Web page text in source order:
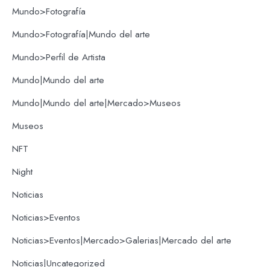
Mundo>Fotografía
Mundo>Fotografía|Mundo del arte
Mundo>Perfil de Artista
Mundo|Mundo del arte
Mundo|Mundo del arte|Mercado>Museos
Museos
NFT
Night
Noticias
Noticias>Eventos
Noticias>Eventos|Mercado>Galerias|Mercado del arte
Noticias|Uncategorized